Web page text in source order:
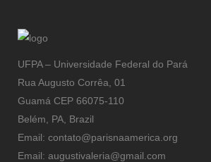
UFPA – Universidade Federal do Pará
Rua Augusto Corrêa, 01
Guamá CEP 66075-110
Belém, PA, Brazil
Email: contato@parisnaamerica.org
Email: augustivaleria@gmail.com